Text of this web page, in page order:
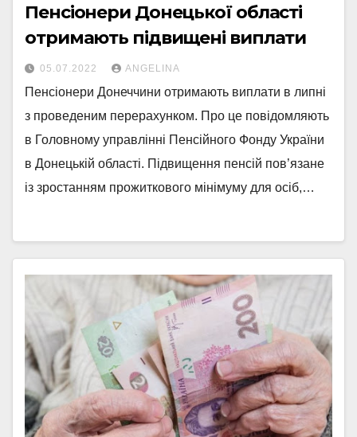
Пенсіонери Донецької області
отримають підвищені виплати
05.07.2022 ANGELINA
Пенсіонери Донеччини отримають виплати в липні
з проведеним перерахунком. Про це повідомляють
в Головному управлінні Пенсійного Фонду України
в Донецькій області. Підвищення пенсій пов’язане
із зростанням прожиткового мінімуму для осіб,…